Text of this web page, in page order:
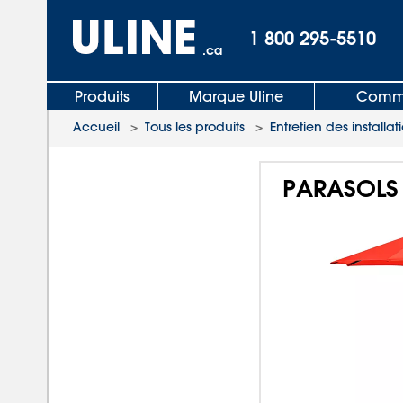
.ca
1 800 295-5510
Produits Marque Uline
Accueil > Tous les produits > Entretien des
PARASOLS